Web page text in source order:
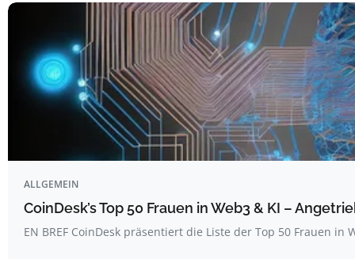
ALLGEMEIN
CoinDesk’s Top 50 Frauen in Web3 & KI –
EN BREF CoinDesk präsentiert die Liste der Top 50 Frauen in